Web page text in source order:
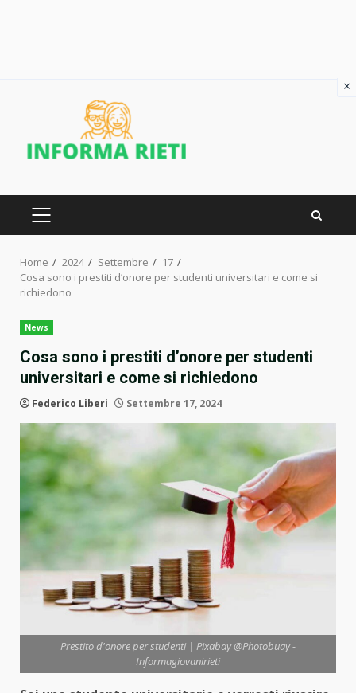
PRIMARY
Home 2024 Settembre
17
Cosa sono i prestiti d’onore per studenti universitari e come si
richiedono
News
Cosa sono i prestiti d’onore per studenti
universitari e come si richiedono
Federico Liberi Settembre 17, 2024
Prestito d'onore per studenti | Pixabay @Photobuay -
Informagiovanirieti
×